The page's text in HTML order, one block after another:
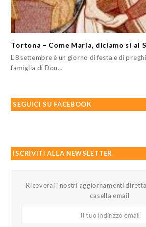
Tortona – Come Maria, diciamo sì al
L'8 settembre è un giorno di festa e di
famiglia di Don…
SEGUICI SU FACEBOOK
ISCRIVITI ALLA NEWSLETTER
Riceverai i nostri aggiornamenti
casella email